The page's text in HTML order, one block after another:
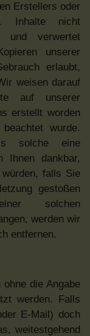
Erstellers oder
Inhalte nicht
und verwertet
unserer
erlaubt,
weisen darauf
auf unserer
erstellt worden
wurde.
solche eine
Ihnen dankbar,
falls Sie
gestoßen
solchen
werden wir
entfernen.
die Angabe
werden. Falls
E-Mail) doch
weitestgehend